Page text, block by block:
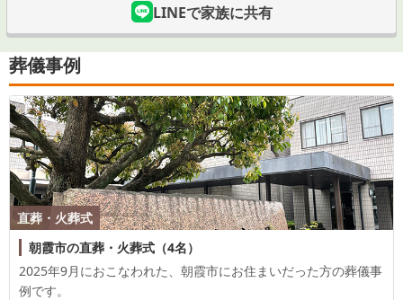
LINEで家族に共有
葬儀事例
直葬・火葬式
朝霞市の直葬・火葬式（4名）
2025年9月におこなわれた、 朝霞市にお住まいだった方の葬儀事
例です。